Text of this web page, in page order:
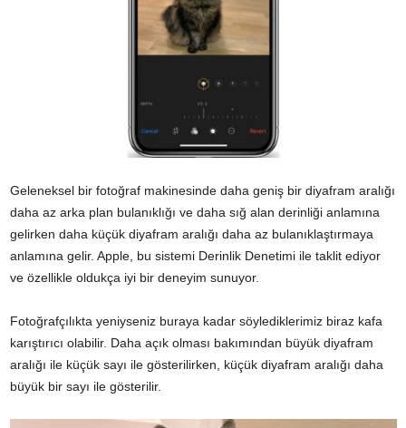
Geleneksel bir fotoğraf makinesinde daha geniş bir diyafram aralığı
daha az arka plan bulanıklığı ve daha sığ alan derinliği anlamına
gelirken daha küçük diyafram aralığı daha az bulanıklaştırmaya
anlamına gelir. Apple, bu sistemi Derinlik Denetimi ile taklit ediyor
ve özellikle oldukça iyi bir deneyim sunuyor.
Fotoğrafçılıkta yeniyseniz buraya kadar söylediklerimiz biraz kafa
karıştırıcı olabilir. Daha açık olması bakımından büyük diyafram
aralığı ile küçük sayı ile gösterilirken, küçük diyafram aralığı daha
büyük bir sayı ile gösterilir.